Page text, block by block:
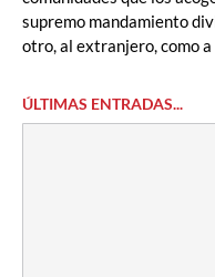
supremo mandamiento
otro, al extranjero, como
ÚLTIMAS ENTRADAS...